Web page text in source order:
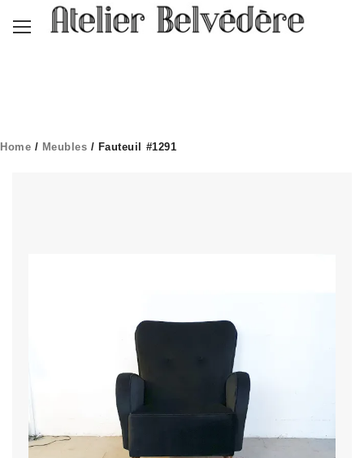
Home / Meubles / Fauteuil #1291